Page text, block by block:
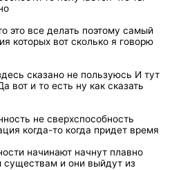
это все делать поэтому самый
которых вот сколько я говорю
сказано не пользуюсь И тут
вот и то есть ну как сказать
не сверхспособность
когда-то когда придет время
начинают начнут плавно
и они выйдут из